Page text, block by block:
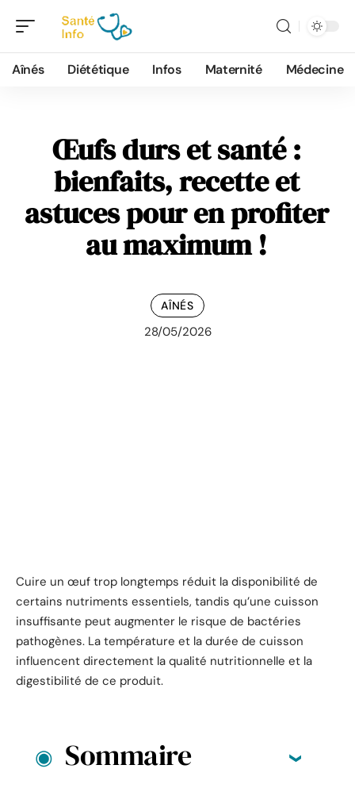
Aînés Diététique Infos Maternité Médecine
Œufs durs et santé :
bienfaits, recette et
astuces pour en profiter
au maximum !
AÎNÉS
28/05/2026
Cuire un œuf trop longtemps réduit la disponibilité de
certains nutriments essentiels, tandis qu’une cuisson
insuffisante peut augmenter le risque de bactéries
pathogènes. La température et la durée de cuisson
influencent directement la qualité nutritionnelle et la
digestibilité de ce produit.
Sommaire